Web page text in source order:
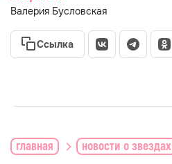
Валерия Бусловская
Ссылка
главная новости о звездах